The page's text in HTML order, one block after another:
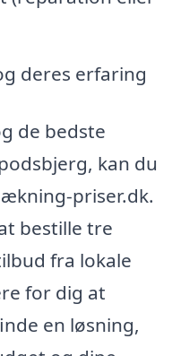
deres erfaring
de bedste
kan du
priser.dk.
bestille tre
fra lokale
for dig at
en løsning,